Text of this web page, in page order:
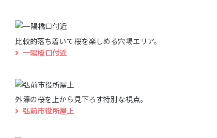
比較的落ち着いて桜を楽しめる穴場エリア。
一陽橋口付近
外濠の桜を上から見下ろす特別な視点。
弘前市役所屋上